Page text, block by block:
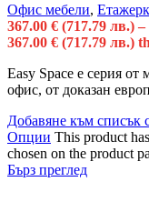
Офис мебели,
367.00 € (717.79 лв.) –
367.00 € (717.79 лв.)
Easy Space е серия от
офис, от доказан
Добавяне към списък
Опции This product
chosen on the product
Бърз преглед